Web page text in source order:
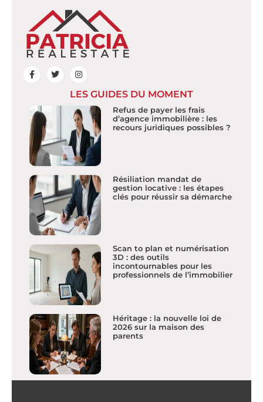
LES GUIDES DU MOMENT
Refus de payer les frais
d’agence immobilière : les
recours juridiques possibles ?
Résiliation mandat de
gestion locative : les étapes
clés pour réussir sa démarche
Scan to plan et numérisation
3D : des outils
incontournables pour les
professionnels de l’immobilier
Héritage : la nouvelle loi de
2026 sur la maison des
parents